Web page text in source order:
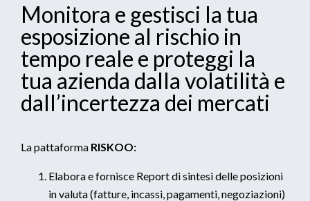
Monitora e gestisci la tua
esposizione al rischio in
tempo reale e proteggi la
tua azienda dalla volatilità e
dall’incertezza dei mercati
La pattaforma RISKOO:
Elabora e fornisce Report di sintesi delle posizioni
in valuta (fatture, incassi, pagamenti, negoziazioni)